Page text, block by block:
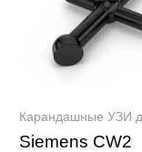
Карандашные УЗИ
Siemens CW2